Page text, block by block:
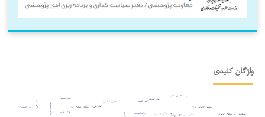
واژگان کلیدی
درایه‌الحدیث فقه‌الحدیث
حیات نباتی
سلب حیاتقطع حمایت‌های حیاتی
حقوق کیفری ایران امام علی
قرآن کریم
علامه طباطبایی حکمت‌های تکرار روش تفسیری
امام خمینی عرفان اسلامی
جایگزینی کارکردهای خانواده
حقوق خانواده ایران
رفاه کودک
سیاست‌گذاری خانواده
فقه¬تقریبی